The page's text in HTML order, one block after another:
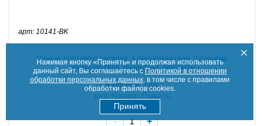
арт: 10141-BK
Панель бортового питания, 4 переключателя, 2 разьёма
прикуривателя, индикация, автоматы
В наличии: 1 шт.
- +
Нажимая кнопку «Принять» и продолжая использовать
данный сайт, Вы соглашаетесь сПолитикой в отношении
обработки персональных данных, в том числе с правилами
обработки файлов cookies.
Принять